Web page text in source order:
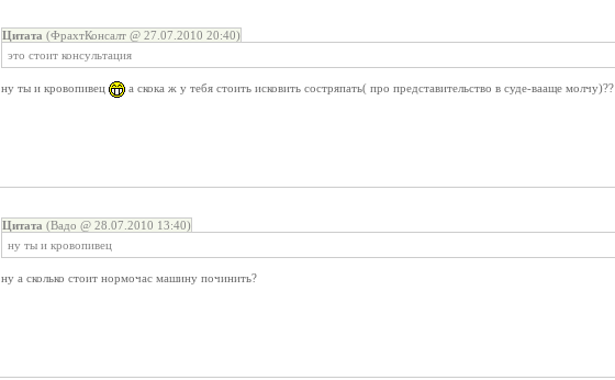
Цитата (ФрахтКонсалт @ 27.07.2010 20:40)
это стоит консультация
ну ты и кровопивец а скока ж у тебя стоить исковить состряпать( про представительство в суде-вааще молчу)??
Цитата (Вадо @ 28.07.2010 13:40)
ну ты и кровопивец
ну а сколько стоит нормочас машину починить?